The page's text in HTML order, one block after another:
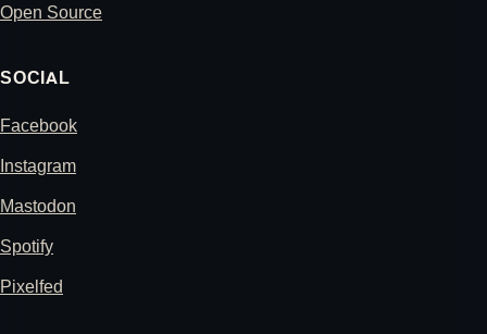
Open Source
SOCIAL
Facebook
Instagram
Mastodon
Spotify
Pixelfed